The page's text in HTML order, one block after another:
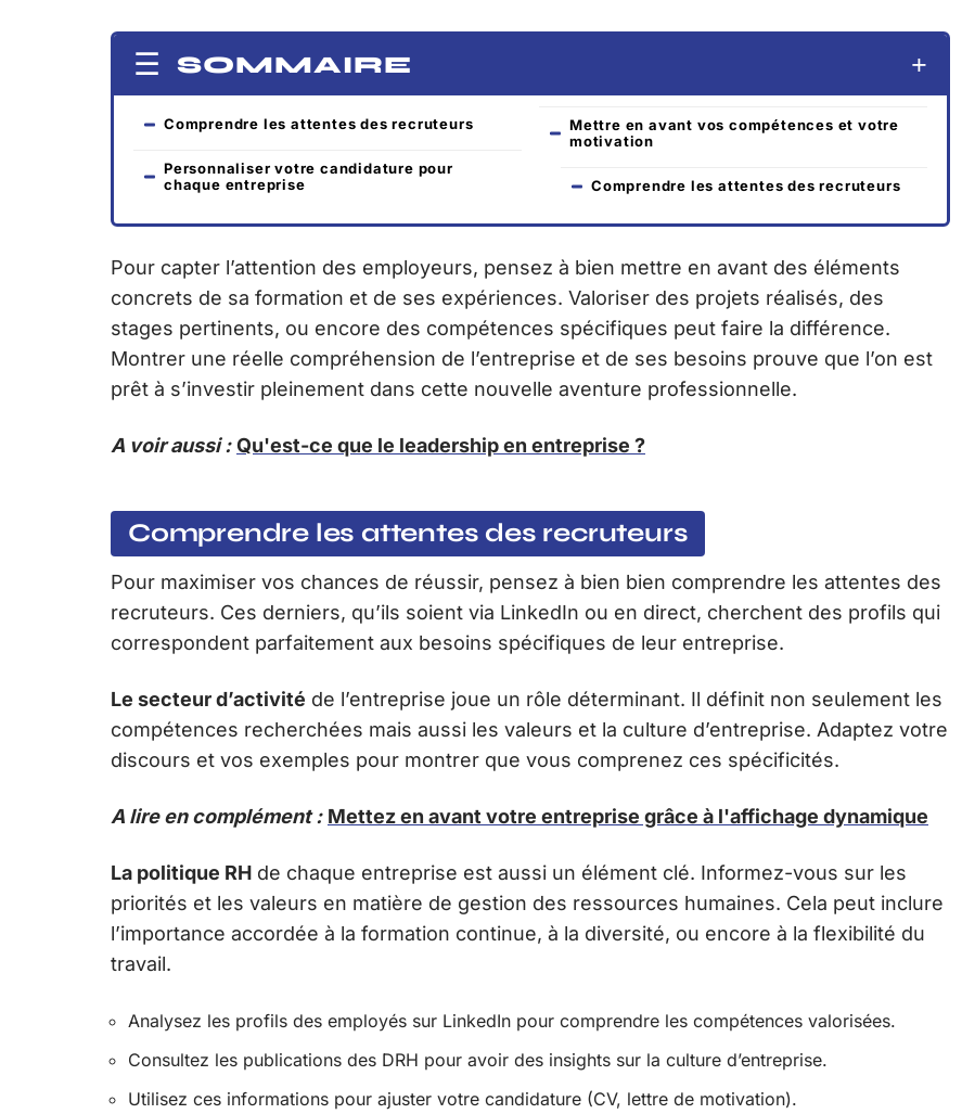
SOMMAIRE
Comprendre les attentes des recruteurs
Personnaliser votre candidature pour
chaque entreprise
Mettre en avant vos compétences et votre
motivation
Comprendre les attentes des recruteurs
Pour capter l’attention des employeurs, pensez à bien mettre en avant des éléments
concrets de sa formation et de ses expériences. Valoriser des projets réalisés, des
stages pertinents, ou encore des compétences spécifiques peut faire la différence.
Montrer une réelle compréhension de l’entreprise et de ses besoins prouve que l’on est
prêt à s’investir pleinement dans cette nouvelle aventure professionnelle.
A voir aussi : Qu'est-ce que le leadership en entreprise ?
Comprendre les attentes des recruteurs
Pour maximiser vos chances de réussir, pensez à bien bien comprendre les attentes des
recruteurs. Ces derniers, qu’ils soient via LinkedIn ou en direct, cherchent des profils qui
correspondent parfaitement aux besoins spécifiques de leur entreprise.
Le secteur d’activité de l’entreprise joue un rôle déterminant. Il définit non seulement les
compétences recherchées mais aussi les valeurs et la culture d’entreprise. Adaptez votre
discours et vos exemples pour montrer que vous comprenez ces spécificités.
A lire en complément : Mettez en avant votre entreprise grâce à l'affichage dynamique
La politique RH de chaque entreprise est aussi un élément clé. Informez-vous sur les
priorités et les valeurs en matière de gestion des ressources humaines. Cela peut inclure
l’importance accordée à la formation continue, à la diversité, ou encore à la flexibilité du
travail.
Analysez les profils des employés sur LinkedIn pour comprendre les compétences valorisées.
Consultez les publications des DRH pour avoir des insights sur la culture d’entreprise.
Utilisez ces informations pour ajuster votre candidature (CV, lettre de motivation).